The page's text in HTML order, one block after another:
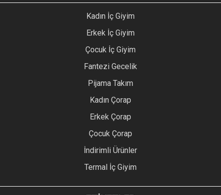
Kadın İç Giyim
Erkek İç Giyim
Çocuk İç Giyim
Fantezi Gecelik
Pijama Takım
Kadın Çorap
Erkek Çorap
Çocuk Çorap
İndirimli Ürünler
Termal İç Giyim